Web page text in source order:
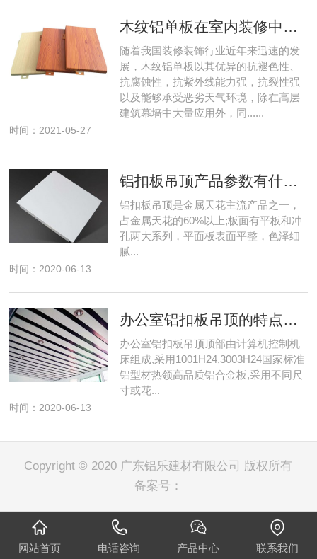
随着我国装修装饰行业近年来迅速的发
展，木纹铝单板以其优异的抗褪色性、
抗腐蚀性，抗紫外线能力强，抗裂性强
以及能够承受恶劣天气环境，除在高层
建筑幕墙中大量应用外，同......
时间：2021-05-27
铝扣板吊顶产品参数有什么特点
铝扣板吊顶是金属天花主流产品之一，
占金属天花的60%以上;板面有平板和冲
孔两大系列，平面板表面平整，色泽细
腻...
时间：2020-06-13
办公室铝扣板吊顶顶部由计算机控制机
床组成,采用1001H24,3003H24国家标准
铝型材热领高品质铝合金板,采用不同尺
寸或花...
时间：2020-06-13
Copyright © 2020 广东铝乐建材有限公司 版权所有
备案号：
网站首页 电话咨询 产品中心 联系我们